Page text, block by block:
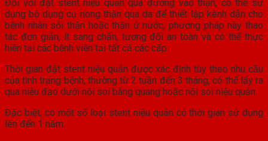
Đối với đặt stent niệu quản qua đường vào thận, có thể sử
dụng bộ dụng cụ nong thận qua da để thiết lập kênh dẫn cho
bệnh nhân sỏi thận hoặc thận ứ nước, phương pháp này thao
tác đơn giản, ít sang chấn, tương đối an toàn và có thể thực
hiện tại các bệnh viện tại tất cả các cấp.
Thời gian đặt stent niệu quản được xác định tùy theo nhu cầu
của tình trạng bệnh, thường từ 2 tuần đến 3 tháng, có thể lấy ra
qua niệu đạo dưới nội soi bàng quang hoặc nội soi niệu quản.
Đặc biệt, có một số loại stent niệu quản có thời gian sử dụng
lên đến 1 năm.